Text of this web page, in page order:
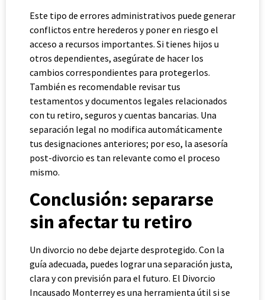
Este tipo de errores administrativos puede generar
conflictos entre herederos y poner en riesgo el
acceso a recursos importantes. Si tienes hijos u
otros dependientes, asegúrate de hacer los
cambios correspondientes para protegerlos.
También es recomendable revisar tus
testamentos y documentos legales relacionados
con tu retiro, seguros y cuentas bancarias. Una
separación legal no modifica automáticamente
tus designaciones anteriores; por eso, la asesoría
post-divorcio es tan relevante como el proceso
mismo.
Conclusión: separarse
sin afectar tu retiro
Un divorcio no debe dejarte desprotegido. Con la
guía adecuada, puedes lograr una separación justa,
clara y con previsión para el futuro. El Divorcio
Incausado Monterrey es una herramienta útil si se